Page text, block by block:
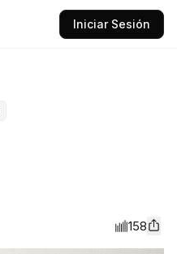
Iniciar Sesión
158